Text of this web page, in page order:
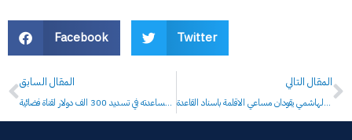
Facebook Twitter
Prev
المقال السابق
النجيفي يطالب خميس الخنجر بمساعدته في تسديد 300 الف دولار لقناة فضائية
المقال التالي
وسط رفض شعبي عارم: النجيفي والهاشمي يقودان مساعي الاقلمة باسناد القاعدة